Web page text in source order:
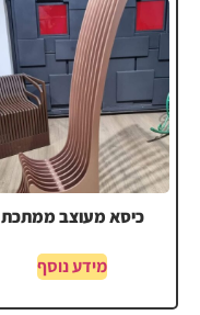
כיסא מעוצב ממתכת
מידע נוסף